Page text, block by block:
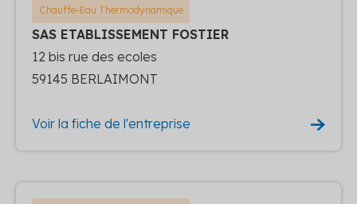
Chauffe-Eau Thermodynamique
SAS ETABLISSEMENT FOSTIER
12 bis rue des ecoles
59145 BERLAIMONT
Voir la fiche de l'entreprise